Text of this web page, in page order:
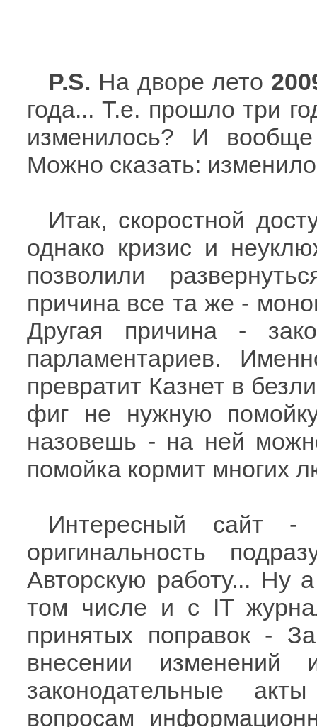
P.S. На дворе лето
года... Т.е. прошло три
изменилось? И
Можно сказать:
Итак, скоростной
однако кризис и
позволили
причина все та же -
Другая причина -
парламентариев.
превратит Казнет в
фиг не нужную
назовешь - на ней
помойка кормит многих
Интересный сайт -
оригинальность
Авторскую работу... Ну
том числе и с IT
принятых поправок -
внесении изменений
законодательные
вопросам